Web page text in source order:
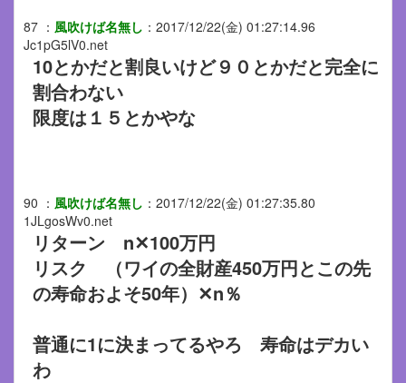
87 ： 風吹けば名無し ： 2017/12/22(金) 01:27:14.96
Jc1pG5lV0.net
10とかだと割良いけど９０とかだと完全に
割合わない
限度は１５とかやな
90 ： 風吹けば名無し ： 2017/12/22(金) 01:27:35.80
1JLgosWv0.net
リターン n✕100万円
リスク （ワイの全財産450万円とこの先
の寿命およそ50年）✕n％
普通に1に決まってるやろ 寿命はデカい
わ